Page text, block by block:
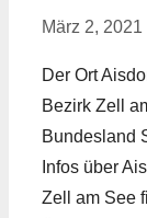
März 2, 2021
Der Ort
Bezirk Zell
Bundesland
Infos über
Zell am See